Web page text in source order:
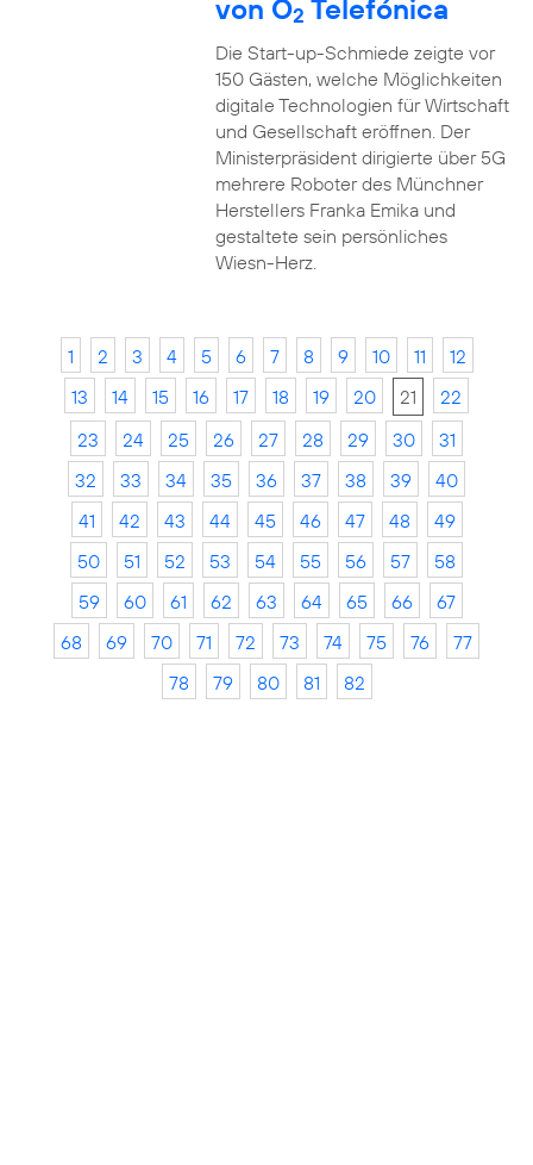
von O2 Telefónica
Die Start-up-Schmiede zeigte vor
150 Gästen, welche Möglichkeiten
digitale Technologien für Wirtschaft
und Gesellschaft eröffnen. Der
Ministerpräsident dirigierte über 5G
mehrere Roboter des Münchner
Herstellers Franka Emika und
gestaltete sein persönliches
Wiesn-Herz.
1 2 3 4 5 6 7 8 9 10 11
12
13
14 15 16 17 18 19 20 21
22
23
24 25 26 27 28 29 30
31
32
33 34 35 36 37 38 39
40
41
42 43 44 45 46 47 48
49
50
51 52 53 54 55 56 57
58
59
60 61 62 63 64 65 66
67
68
69 70 71 72 73 74 75 76
77
78
79 80 81 82